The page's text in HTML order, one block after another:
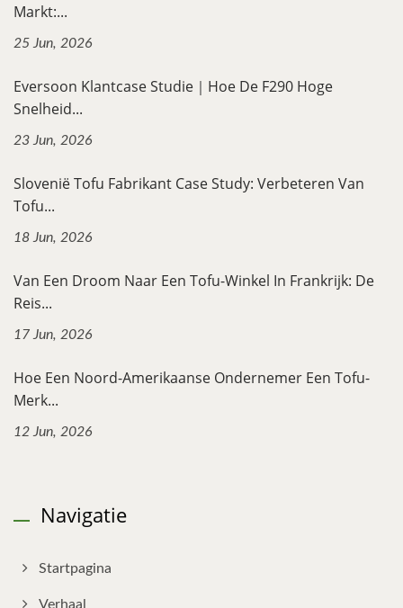
Markt:...
25 Jun, 2026
Eversoon Klantcase Studie｜Hoe De F290 Hoge
Snelheid...
23 Jun, 2026
Slovenië Tofu Fabrikant Case Study: Verbeteren Van
Tofu...
18 Jun, 2026
Van Een Droom Naar Een Tofu-Winkel In Frankrijk: De
Reis...
17 Jun, 2026
Hoe Een Noord-Amerikaanse Ondernemer Een Tofu-
Merk...
12 Jun, 2026
Navigatie
Startpagina
Verhaal